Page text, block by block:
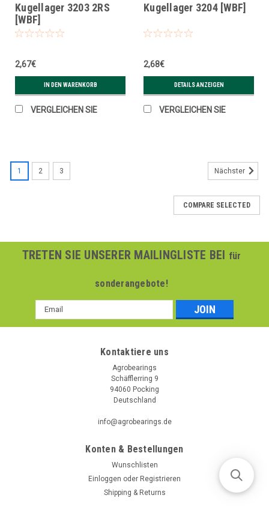
Kugellager 3203 2RS
[WBF]
2,67€
IN DEN WARENKORB
VERGLEICHEN SIE
Kugellager 3204 [WBF]
2,68€
DETAILS ANZEIGEN
VERGLEICHEN SIE
1 2 3 Nächster
COMPARE SELECTED
TRETEN SIE UNSERER MAILINGLISTE BEI für
sonderangebote!
Email
Addresse
Kontaktiere uns
Agrobearings
Schäfflerring 9
94060 Pocking
Deutschland
info@agrobearings.de
Konten & Bestellungen
Wunschlisten
Einloggen oder Registrieren
Shipping & Returns